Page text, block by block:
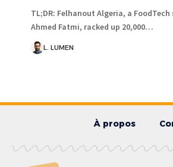
TL;DR: Felhanout Algeria, a
Ahmed Fatmi, racked up 20,000…
L. LUMEN
À propos